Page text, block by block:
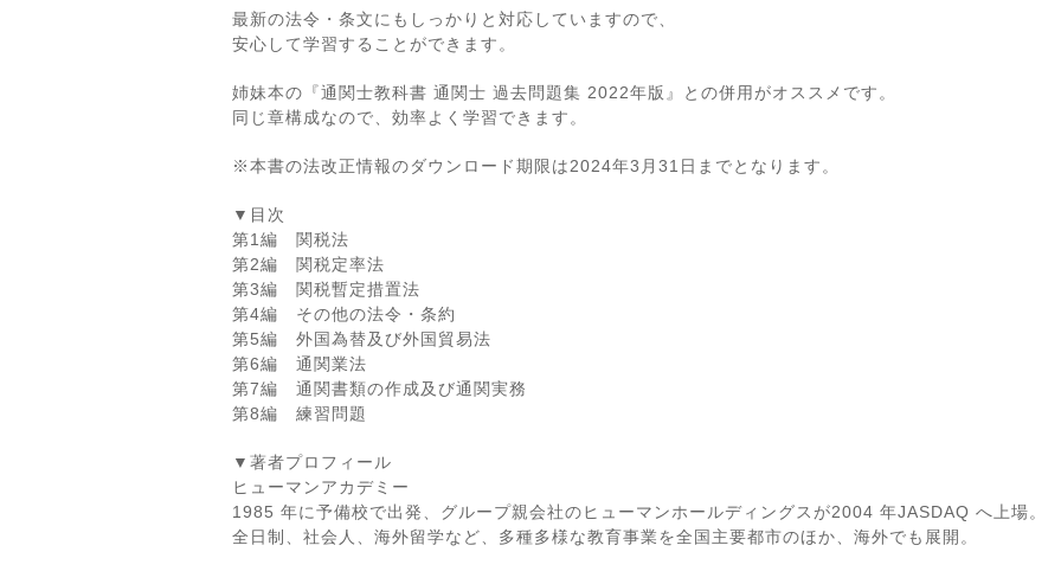
最新の法令・条文にもしっかりと対応していますので、
安心して学習することができます。
姉妹本の『通関士教科書 通関士 過去問題集 2022年版』との併用がオススメです。
同じ章構成なので、効率よく学習できます。
※本書の法改正情報のダウンロード期限は2024年3月31日までとなります。
▼目次
第1編 関税法
第2編 関税定率法
第3編 関税暫定措置法
第4編 その他の法令・条約
第5編 外国為替及び外国貿易法
第6編 通関業法
第7編 通関書類の作成及び通関実務
第8編 練習問題
▼著者プロフィール
ヒューマンアカデミー
1985 年に予備校で出発、グループ親会社のヒューマンホールディングスが2004 年JASDAQ へ上場。
全日制、社会人、海外留学など、多種多様な教育事業を全国主要都市のほか、海外でも展開。